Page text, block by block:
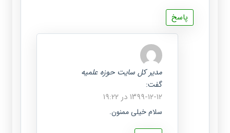
پاسخ
مدیر کل سایت حوزه علمیه
گفت:
۱۳۹۹-۱۲-۱۲ در ۱۹:۲۲
سلام خیلی ممنون.